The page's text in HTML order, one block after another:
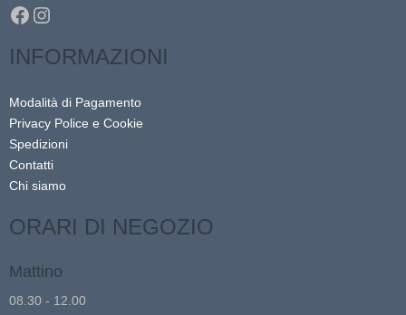
Facebook
Instagram
INFORMAZIONI
Modalità di Pagamento
Privacy Police e Cookie
Spedizioni
Contatti
Chi siamo
ORARI DI NEGOZIO
Mattino
08.30 - 12.00